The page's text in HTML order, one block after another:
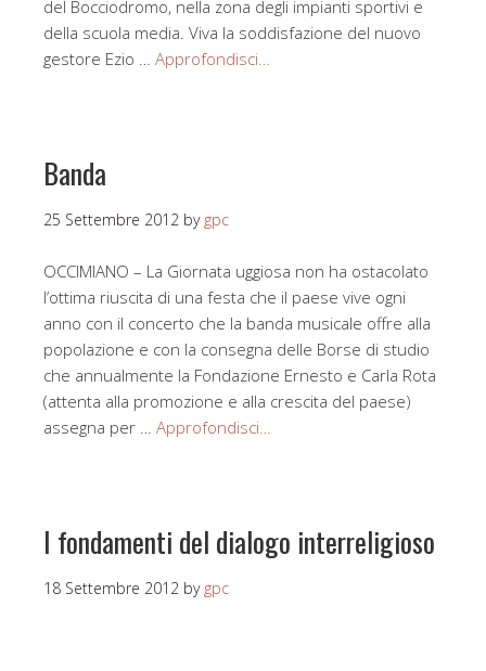
del Bocciodromo, nella zona degli impianti sportivi e
della scuola media. Viva la soddisfazione del nuovo
gestore Ezio … Approfondisci…
Banda
25 Settembre 2012 by gpc
OCCIMIANO – La Giornata uggiosa non ha ostacolato
l’ottima riuscita di una festa che il paese vive ogni
anno con il concerto che la banda musicale offre alla
popolazione e con la consegna delle Borse di studio
che annualmente la Fondazione Ernesto e Carla Rota
(attenta alla promozione e alla crescita del paese)
assegna per … Approfondisci…
I fondamenti del dialogo interreligioso
18 Settembre 2012 by gpc